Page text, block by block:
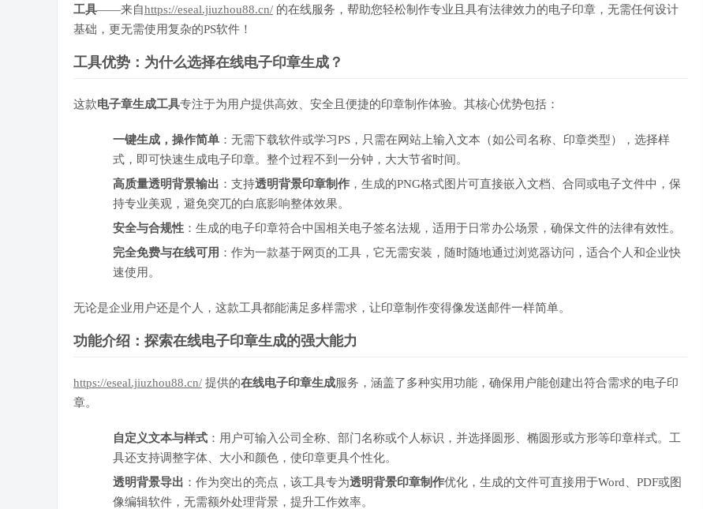
工具——来自https://eseal.jiuzhou88.cn/ 的在线服务，帮助您轻松制作专业且具有法律效力的电子印章，无需任何设计
基础，更无需使用复杂的PS软件！
工具优势：为什么选择在线电子印章生成？
这款电子章生成工具专注于为用户提供高效、安全且便捷的印章制作体验。其核心优势包括：
一键生成，操作简单 ：无需下载软件或学习PS，只需在网站上输入文本（如公司名称、印章类型），选择样
式，即可快速生成电子印章。整个过程不到一分钟，大大节省时间。
高质量透明背景输出 ：支持透明背景印章制作 ，生成的PNG格式图片可直接嵌入文档、合同或电子文件中，保
持专业美观，避免突兀的白底影响整体效果。
安全与合规性 ：生成的电子印章符合中国相关电子签名法规，适用于日常办公场景，确保文件的法律有效性。
完全免费与在线可用 ：作为一款基于网页的工具，它无需安装，随时随地通过浏览器访问，适合个人和企业快
速使用。
无论是企业用户还是个人，这款工具都能满足多样需求，让印章制作变得像发送邮件一样简单。
功能介绍：探索在线电子印章生成的强大能力
https://eseal.jiuzhou88.cn/ 提供的在线电子印章生成服务，涵盖了多种实用功能，确保用户能创建出符合需求的电子印
章。
自定义文本与样式 ：用户可输入公司全称、部门名称或个人标识，并选择圆形、椭圆形或方形等印章样式。工
具还支持调整字体、大小和颜色，使印章更具个性化。
透明背景导出 ：作为突出的亮点，该工具专为透明背景印章制作优化，生成的文件可直接用于Word、PDF或图
像编辑软件，无需额外处理背景，提升工作效率。